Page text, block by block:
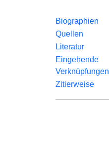
Biographien
Quellen
Literatur
Eingehende
Verknüpfungen
Zitierweise